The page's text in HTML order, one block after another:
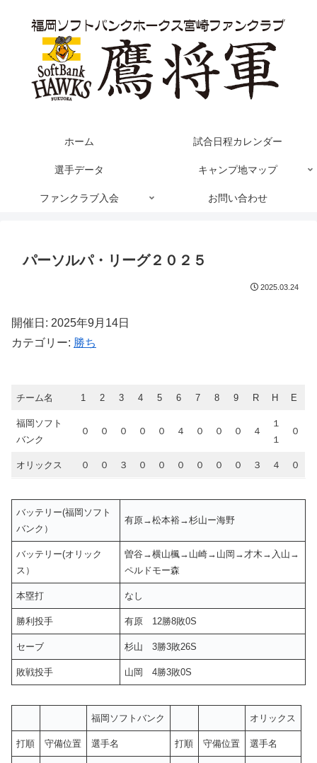
ホーム 試合日程カレンダー
選手データ キャンプ地マップ
ファンクラブ入会 お問い合わせ
パーソルパ・リーグ２０２５
2025.03.24
開催日: 2025年9月14日
カテゴリー: 勝ち
チーム名 1 2 3 4 5 6 7 8 9 R H E
福岡ソフト
バンク
０ ０ ０ ０ ０ ４ ０ ０ ０ ４
１
１
０
オリックス ０ ０ ３ ０ ０ ０ ０ ０ ０ ３ ４ ０
バッテリー(福岡ソフト
バンク）
有原→松本裕→杉山ー海野
バッテリー(オリック
ス）
曽谷→横山楓→山崎→山岡→才木→入山→
ペルドモー森
本塁打 なし
勝利投手 有原 12勝8敗0S
セーブ 杉山 3勝3敗26S
敗戦投手 山岡 4勝3敗0S
福岡ソフトバンク オリックス
打順 守備位置 選手名 打順 守備位置 選手名